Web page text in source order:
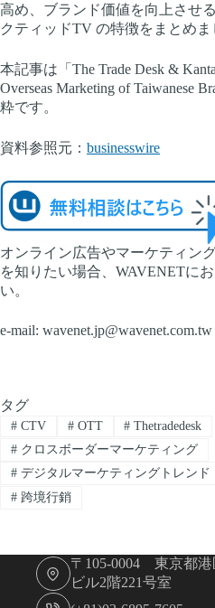
高め、ブランド価値を向上させ
クティッドTV の特徴をまとめま
本記事は「The Trade Desk &
Overseas Marketing of Taiwanese
粋です。
資料参照元： businesswire
オンライン広告やマーケティン
を知りたい場合、WAVENETに
い。
e-mail: wavenet.jp@wavenet.com.tw
タグ
#CTV #OTT # Thetradedesk
#クロスボーダーマーケティング
#デジタルマーケティングトレンド
#跨境行銷
〒105-0004 東京都港
ビル2階221号室